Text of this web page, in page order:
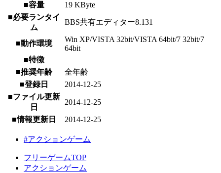
■容量
19 KByte
■必要ランタイ
ム
BBS共有エディター8.131
■動作環境
Win XP/VISTA 32bit/VISTA 64bit/7 32bit/7
64bit
■特徴
■推奨年齢
全年齢
■登録日
2014-12-25
■ファイル更新
日
2014-12-25
■情報更新日 2014-12-25
#アクションゲーム
フリーゲームTOP
アクションゲーム